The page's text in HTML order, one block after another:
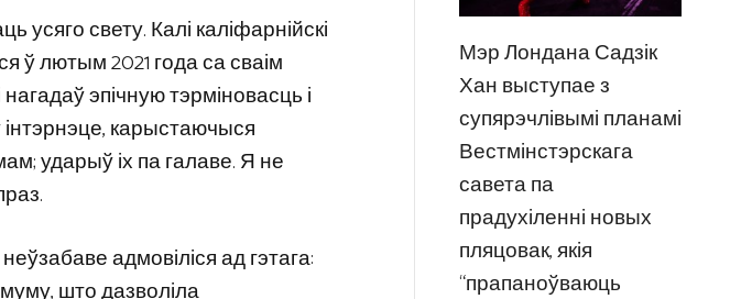
свету. Калі каліфарнійскі
ў лютым 2021 года са сваім
эпічную тэрміновасць і
карыстаючыся
ударыў іх па галаве. Я не
адмовіліся ад гэтага:
Мэр Лондана Садзік
Хан выступае з
супярэчлівымі планамі
Вестмінстэрскага
савета па
прадухіленні новых
пляцовак, якія
“прапаноўваюць